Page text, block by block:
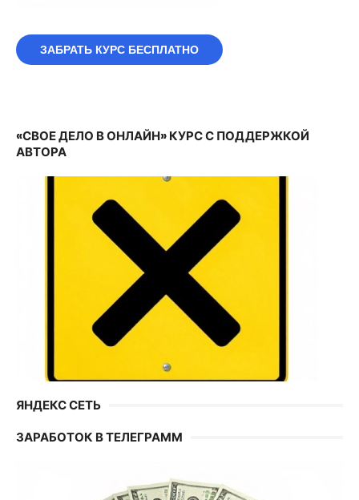
ЗАБРАТЬ КУРС БЕСПЛАТНО
«СВОЕ ДЕЛО В ОНЛАЙН» КУРС С ПОДДЕРЖКОЙ
АВТОРА
ЯНДЕКС СЕТЬ
ЗАРАБОТОК В ТЕЛЕГРАММ